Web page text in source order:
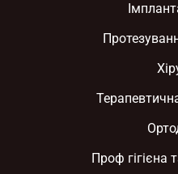
Проф гігієна